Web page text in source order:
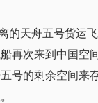
的天舟五号货运
再次来到中国空
号的剩余空间来